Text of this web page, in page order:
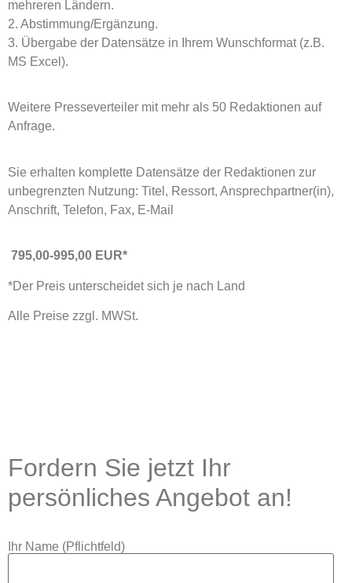
mehreren Ländern.
2. Abstimmung/Ergänzung.
3. Übergabe der Datensätze in Ihrem Wunschformat (z.B.
MS Excel).
Weitere Presseverteiler mit mehr als 50 Redaktionen auf
Anfrage.
Sie erhalten komplette Datensätze der Redaktionen zur
unbegrenzten Nutzung: Titel, Ressort, Ansprechpartner(in),
Anschrift, Telefon, Fax, E-Mail
795,00-995,00 EUR*
*Der Preis unterscheidet sich je nach Land
Alle Preise zzgl. MWSt.
Fordern Sie jetzt Ihr
persönliches Angebot an!
Ihr Name (Pflichtfeld)